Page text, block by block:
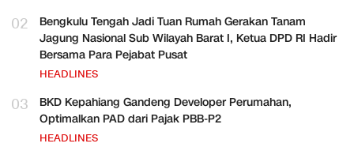
02
Bengkulu Tengah Jadi Tuan Rumah Gerakan Tanam
Jagung Nasional Sub Wilayah Barat I, Ketua DPD RI Hadir
Bersama Para Pejabat Pusat
HEADLINES
03
BKD Kepahiang Gandeng Developer Perumahan,
Optimalkan PAD dari Pajak PBB-P2
HEADLINES